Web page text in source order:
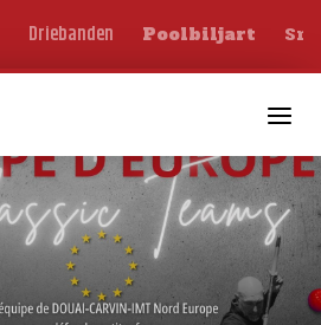
Driebanden Poolbiljart